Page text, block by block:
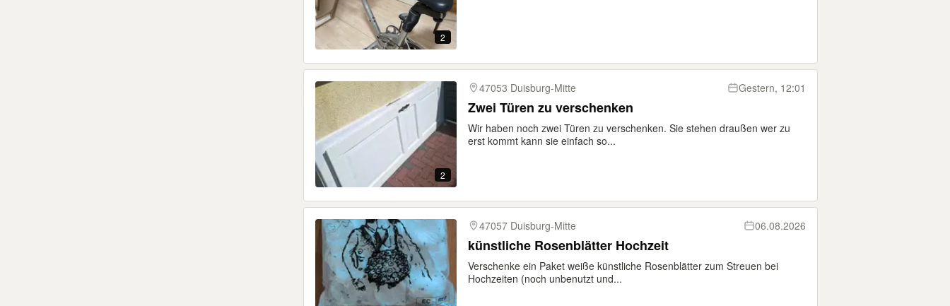
2
2
47053 Duisburg-Mitte Gestern, 12:01
Zwei Türen zu verschenken
Wir haben noch zwei Türen zu verschenken. Sie stehen draußen wer zu
erst kommt kann sie einfach so...
47057 Duisburg-Mitte 06.08.2026
künstliche Rosenblätter Hochzeit
Verschenke ein Paket weiße künstliche Rosenblätter zum Streuen bei
Hochzeiten (noch unbenutzt und...